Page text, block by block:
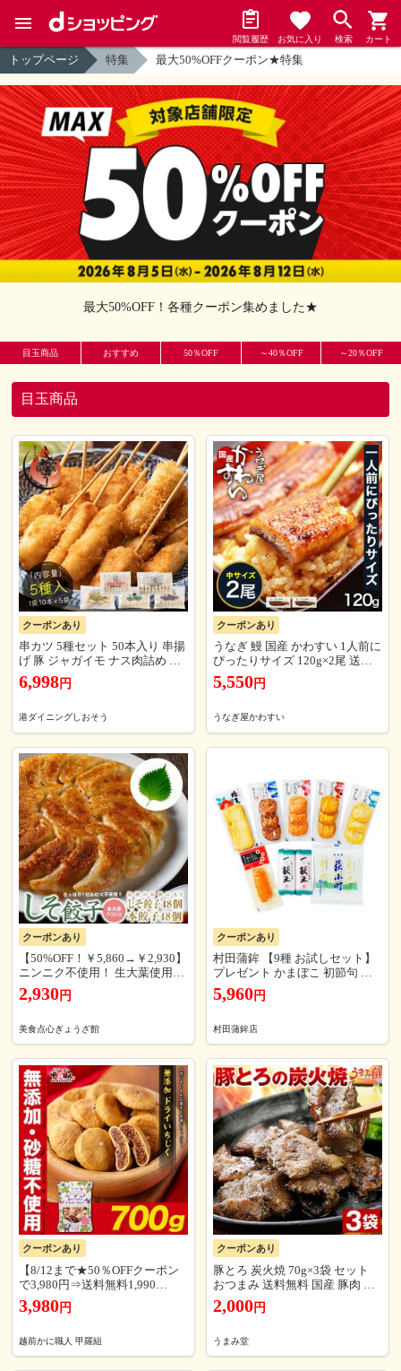
閲覧履歴 お気に入り 検索 カート
トップページ 特集 最大50%OFFクーポン★特集
最大50%OFF！各種クーポン集めました★
目玉商品 おすすめ 50％OFF ～40％OFF ～20％OFF
目玉商品
クーポンあり
串カツ 5種セット 50本入り 串揚
げ 豚 ジャガイモ ナス肉詰め レ
ンコン うずら卵 ソース3袋付き
送料無料 手軽 簡単 おかず お酒
量 詰め合わせ 冷凍食品 ストッ
ク おかず 揚げ物 お弁当 プレゼ
ント ギフト
6,998円
港ダイニングしおそう
クーポンあり
うなぎ 鰻 国産 かわすい 1人前に
ぴったりサイズ 120g×2尾 送料
無料 ウナギ 蒲焼き 食品 ギフト
誕生日プレゼント 母親 父親 お
すめ 内祝 食べ物 【のし対応
可】
5,550円
うなぎ屋かわすい
クーポンあり
【50%OFF！￥5,860→￥2,930】
ニンニク不使用！ 生大葉使用！
風味絶佳！ しそ餃子48個 本餃子
48個 合計96個セット
2,930円
美食点心ぎょうざ館
クーポンあり
村田蒲鉾 【9種 お試しセット】
プレゼント かまぼこ 初節句 内
祝い お祝い お返し 蒲鉾 母の日
父の日 お中元 お歳暮 おつまみ
5,960円
村田蒲鉾店
クーポンあり
【8/12まで★50％OFFクーポン
で3,980円⇒送料無料1,990
円！】【無添加/砂糖不使用】完
熟ドライいちじく700g イチジク
朝食 業務用 健康 おやつ
3,980円
越前かに職人 甲羅組
クーポンあり
豚とろ 炭火焼 70g×3袋 セット
おつまみ 送料無料 国産 豚肉 と
んとろ トントロ 豚トロ 炭火焼
き ご飯のお供 常温 おかず レト
2,000円
うまみ堂